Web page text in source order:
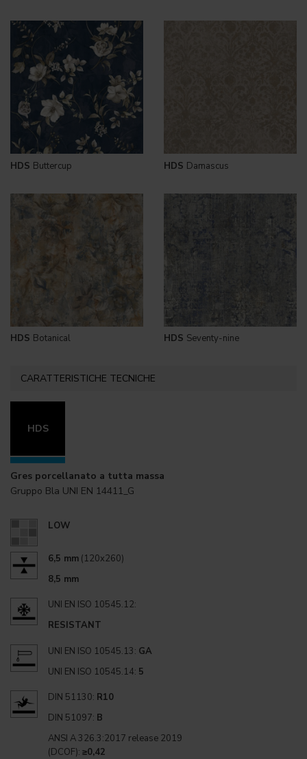
HDS Buttercup HDS Damascus
HDS Botanical HDS Seventy-nine
CARATTERISTICHE TECNICHE
HDS
Gres porcellanato a tutta massa
Gruppo Bla UNI EN 14411_G
LOW
6,5 mm (120x260)
8,5 mm
UNI EN ISO 10545.12:
RESISTANT
UNI EN ISO 10545.13: GA
UNI EN ISO 10545.14: 5
DIN 51130: R10
DIN 51097: B
ANSI A 326.3:2017 release 2019
(DCOF): ≥0,42